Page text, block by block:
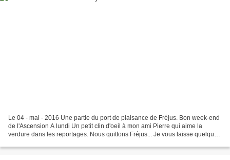
Le 04 - mai - 2016 Une partie du port de plaisance de Fréjus. Bon week-end
de l'Ascension A lundi Un petit clin d'oeil à mon ami Pierre qui aime la
verdure dans les reportages. Nous quittons Fréjus... Je vous laisse quelques